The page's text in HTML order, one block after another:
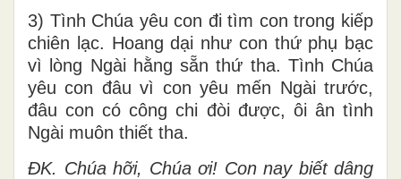
3) Tình Chúa yêu con đi tìm con trong kiếp
chiên lạc. Hoang dại như con thứ phụ bạc
vì lòng Ngài hằng sẵn thứ tha. Tình Chúa
yêu con đâu vì con yêu mến Ngài trước,
đâu con có công chi đòi được, ôi ân tình
Ngài muôn thiết tha.
ĐK. Chúa hỡi, Chúa ơi! Con nay biết dâng